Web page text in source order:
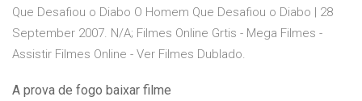
Que Desafiou o Diabo O Homem Que Desafiou o Diabo | 28
September 2007. N/A; Filmes Online Grtis - Mega Filmes -
Assistir Filmes Online - Ver Filmes Dublado.
A prova de fogo baixar filme